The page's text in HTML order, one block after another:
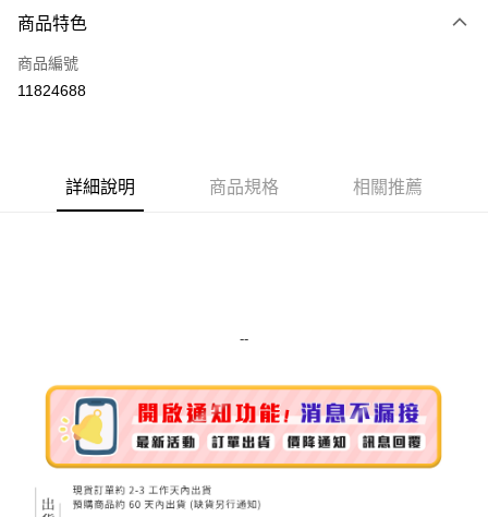
信用卡一次付款
超商取貨付款
街口支付
全家取貨付款
每筆NT$80，滿NT$999(含以上)免運費
每筆NT$80，滿NT$999(含以上)免運費
商品特色
商品編號
11824688
詳細說明 商品規格 相關推薦
--